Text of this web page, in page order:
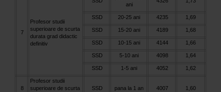
7
Profesor studii
superioare de scurta
durata grad didactic
definitiv
ani
SSD 20-25 ani 4235 1,69
SSD 15-20 ani 4189 1,68
SSD 10-15 ani 4144 1,66
SSD 5-10 ani 4098 1,64
SSD 1-5 ani 4052 1,62
8
Profesor studii
superioare de scurta
SSD pana la 1 an 4007 1,60